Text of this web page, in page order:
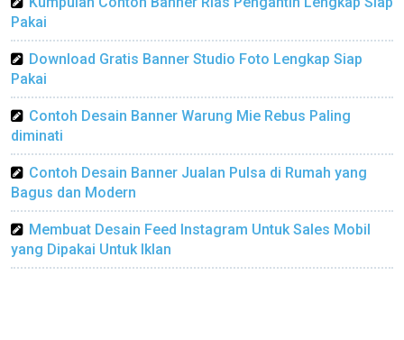
Pakai
Download Gratis Banner Studio Foto Lengkap Siap
Pakai
Contoh Desain Banner Warung Mie Rebus Paling
diminati
Contoh Desain Banner Jualan Pulsa di Rumah yang
Bagus dan Modern
Membuat Desain Feed Instagram Untuk Sales Mobil
yang Dipakai Untuk Iklan